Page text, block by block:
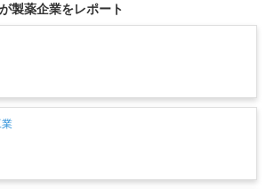
製薬企業をレポート